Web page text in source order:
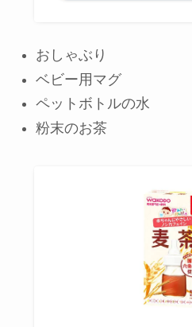
おしゃぶり
ベビー用マグ
ペットボトルの水
粉末のお茶